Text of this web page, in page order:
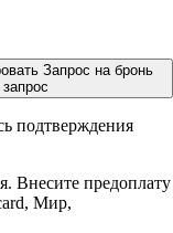
Запрос на бронь
подтверждения
Внесите предоплату
Мир,